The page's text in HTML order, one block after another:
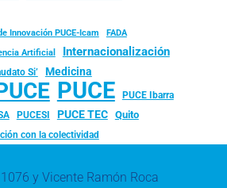
Innovación PUCE-Icam FADA
Artificial Internacionalización
Si’ Medicina
PUCE PUCE Ibarra
PUCESI PUCE TEC
Quito
con la colectividad
y Vicente Ramón Roca